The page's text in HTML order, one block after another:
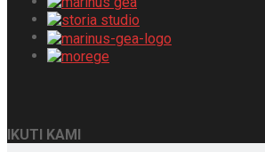
IKUTI KAMI